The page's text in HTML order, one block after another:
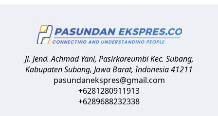
Jl. Jend. Achmad Yani, Pasirkareumbi Kec. Subang,
Kabupaten Subang, Jawa Barat,Indonesia41211
pasundanekspres@gmail.com
+6281280911913
+6289688232338